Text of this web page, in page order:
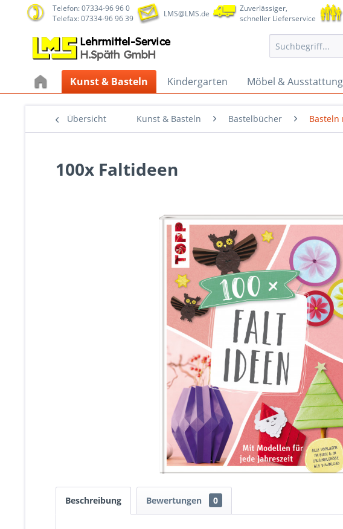
Telefon: 07334-96 96 0
Telefax: 07334-96 96 39
LMS@LMS.de
Zuverlässiger,
schneller Lieferservice
Kunst & Basteln Kindergarten Möbel & Ausstattung
Übersicht Kunst & Basteln Bastelbücher Basteln
100x Faltideen
Beschreibung Bewertungen 0